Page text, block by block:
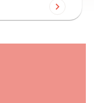
chevron_right